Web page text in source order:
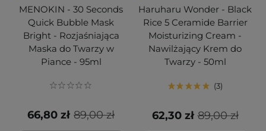
MENOKIN - 30 Seconds
Quick Bubble Mask
Bright - Rozjaśniająca
Maska do Twarzy w
Piance - 95ml
89,00 zł
66,80 zł
Haruharu Wonder - Black
Rice 5 Ceramide Barrier
Moisturizing Cream -
Nawilżający Krem do
Twarzy - 50ml
3
89,00 zł
62,30 zł